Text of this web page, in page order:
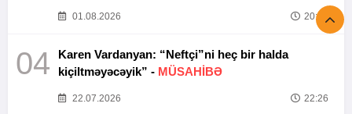
01.08.2026 20:52
04
Karen Vardanyan: “Neftçi”ni heç bir halda
kiçiltməyəcəyik” - MÜSAHİBƏ
22.07.2026 22:26